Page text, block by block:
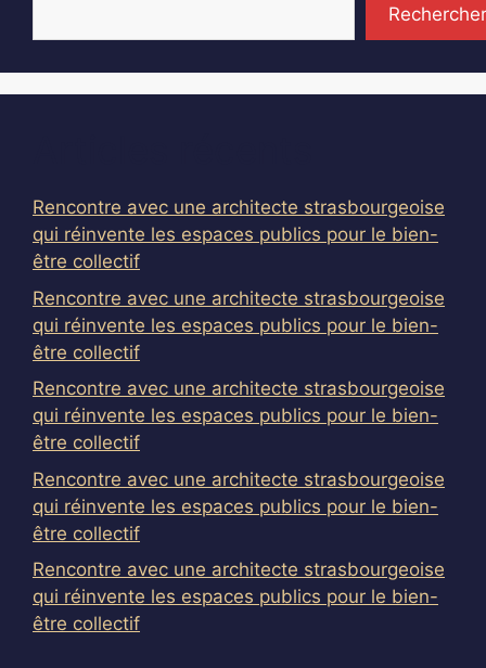
Rechercher
Rencontre avec une architecte strasbourgeoise
qui réinvente les espaces publics pour le bien-
être collectif
Rencontre avec une architecte strasbourgeoise
qui réinvente les espaces publics pour le bien-
être collectif
Rencontre avec une architecte strasbourgeoise
qui réinvente les espaces publics pour le bien-
être collectif
Rencontre avec une architecte strasbourgeoise
qui réinvente les espaces publics pour le bien-
être collectif
Rencontre avec une architecte strasbourgeoise
qui réinvente les espaces publics pour le bien-
être collectif